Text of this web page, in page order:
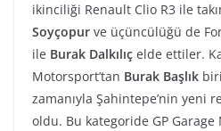
ikinciliği Renault Clio R3 ile
Soyçopur ve üçüncülüğü de
ile Burak Dalkılıç elde ettiler.
Motorsport’tan Burak Başlık
zamanıyla Şahintepe’nin yeni
oldu. Bu kategoride GP Garage